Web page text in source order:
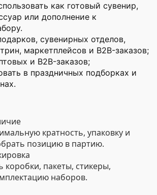
как готовый сувенир,
или дополнение к
сувенирных отделов,
маркетплейсов и B2B-заказов;
и B2B-заказов;
в праздничных подборках и
кратность, упаковку и
позицию в партию.
пакеты, стикеры,
наборов.